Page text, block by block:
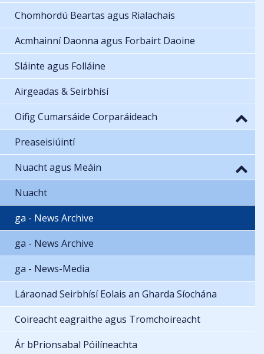
Chomhordú Beartas agus Rialachais
Acmhainní Daonna agus Forbairt Daoine
Sláinte agus Folláine
Airgeadas & Seirbhísí
Oifig Cumarsáide Corparáideach
Preaseisiúintí
Nuacht agus Meáin
Nuacht
ga - News Archive
ga - News Archive
ga - News-Media
Láraonad Seirbhísí Eolais an Gharda Síochána
Coireacht eagraithe agus Tromchoireacht
Ár bPrionsabal Póilíneachta